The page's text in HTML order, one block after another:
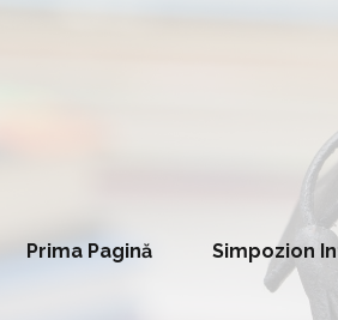
Prima Pagină Simpozion